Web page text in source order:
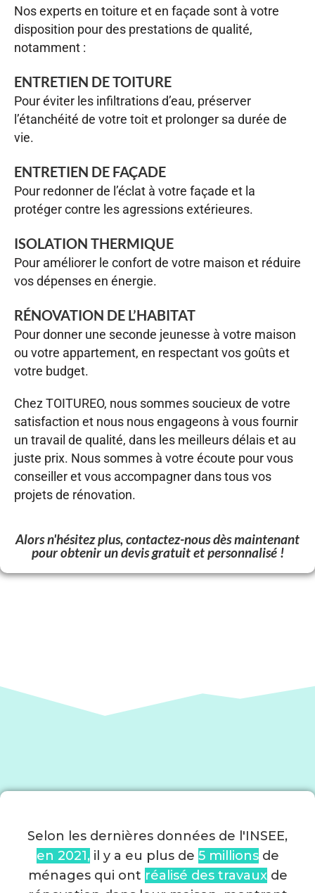
Nos experts en toiture et en façade sont à votre
disposition pour des prestations de qualité,
notamment :
ENTRETIEN DE TOITURE
Pour éviter les infiltrations d’eau, préserver
l’étanchéité de votre toit et prolonger sa durée de
vie.
ENTRETIEN DE FAÇADE
Pour redonner de l’éclat à votre façade et la
protéger contre les agressions extérieures.
ISOLATION THERMIQUE
Pour améliorer le confort de votre maison et réduire
vos dépenses en énergie.
RÉNOVATION DE L’HABITAT
Pour donner une seconde jeunesse à votre maison
ou votre appartement, en respectant vos goûts et
votre budget.
Chez TOITUREO, nous sommes soucieux de votre
satisfaction et nous nous engageons à vous fournir
un travail de qualité, dans les meilleurs délais et au
juste prix. Nous sommes à votre écoute pour vous
conseiller et vous accompagner dans tous vos
projets de rénovation.
Alors n'hésitez plus, contactez-nous dès maintenant
pour obtenir un devis gratuit et personnalisé !
Selon les dernières données de l'INSEE,
en 2021,il y a eu plus de 5 millionsde
ménages qui ont réalisé des travauxde